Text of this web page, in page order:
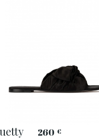
260 €